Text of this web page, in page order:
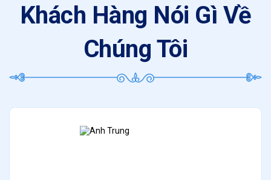
Khách Hàng Nói Gì Về
Chúng Tôi